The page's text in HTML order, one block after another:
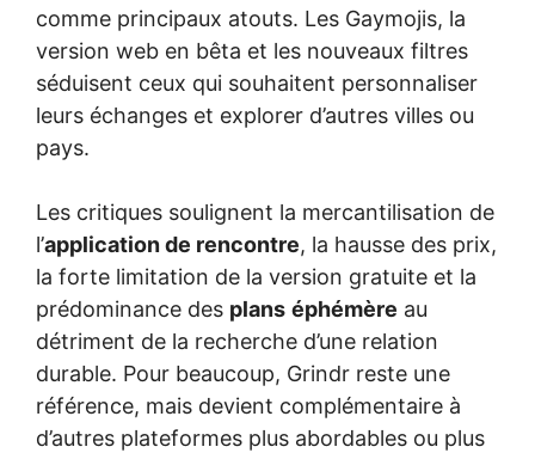
comme principaux atouts. Les Gaymojis, la
version web en bêta et les nouveaux filtres
séduisent ceux qui souhaitent personnaliser
leurs échanges et explorer d’autres villes ou
pays.
Les critiques soulignent la mercantilisation de
l’application de rencontre, la hausse des prix,
la forte limitation de la version gratuite et la
prédominance des plans éphémère au
détriment de la recherche d’une relation
durable. Pour beaucoup, Grindr reste une
référence, mais devient complémentaire à
d’autres plateformes plus abordables ou plus